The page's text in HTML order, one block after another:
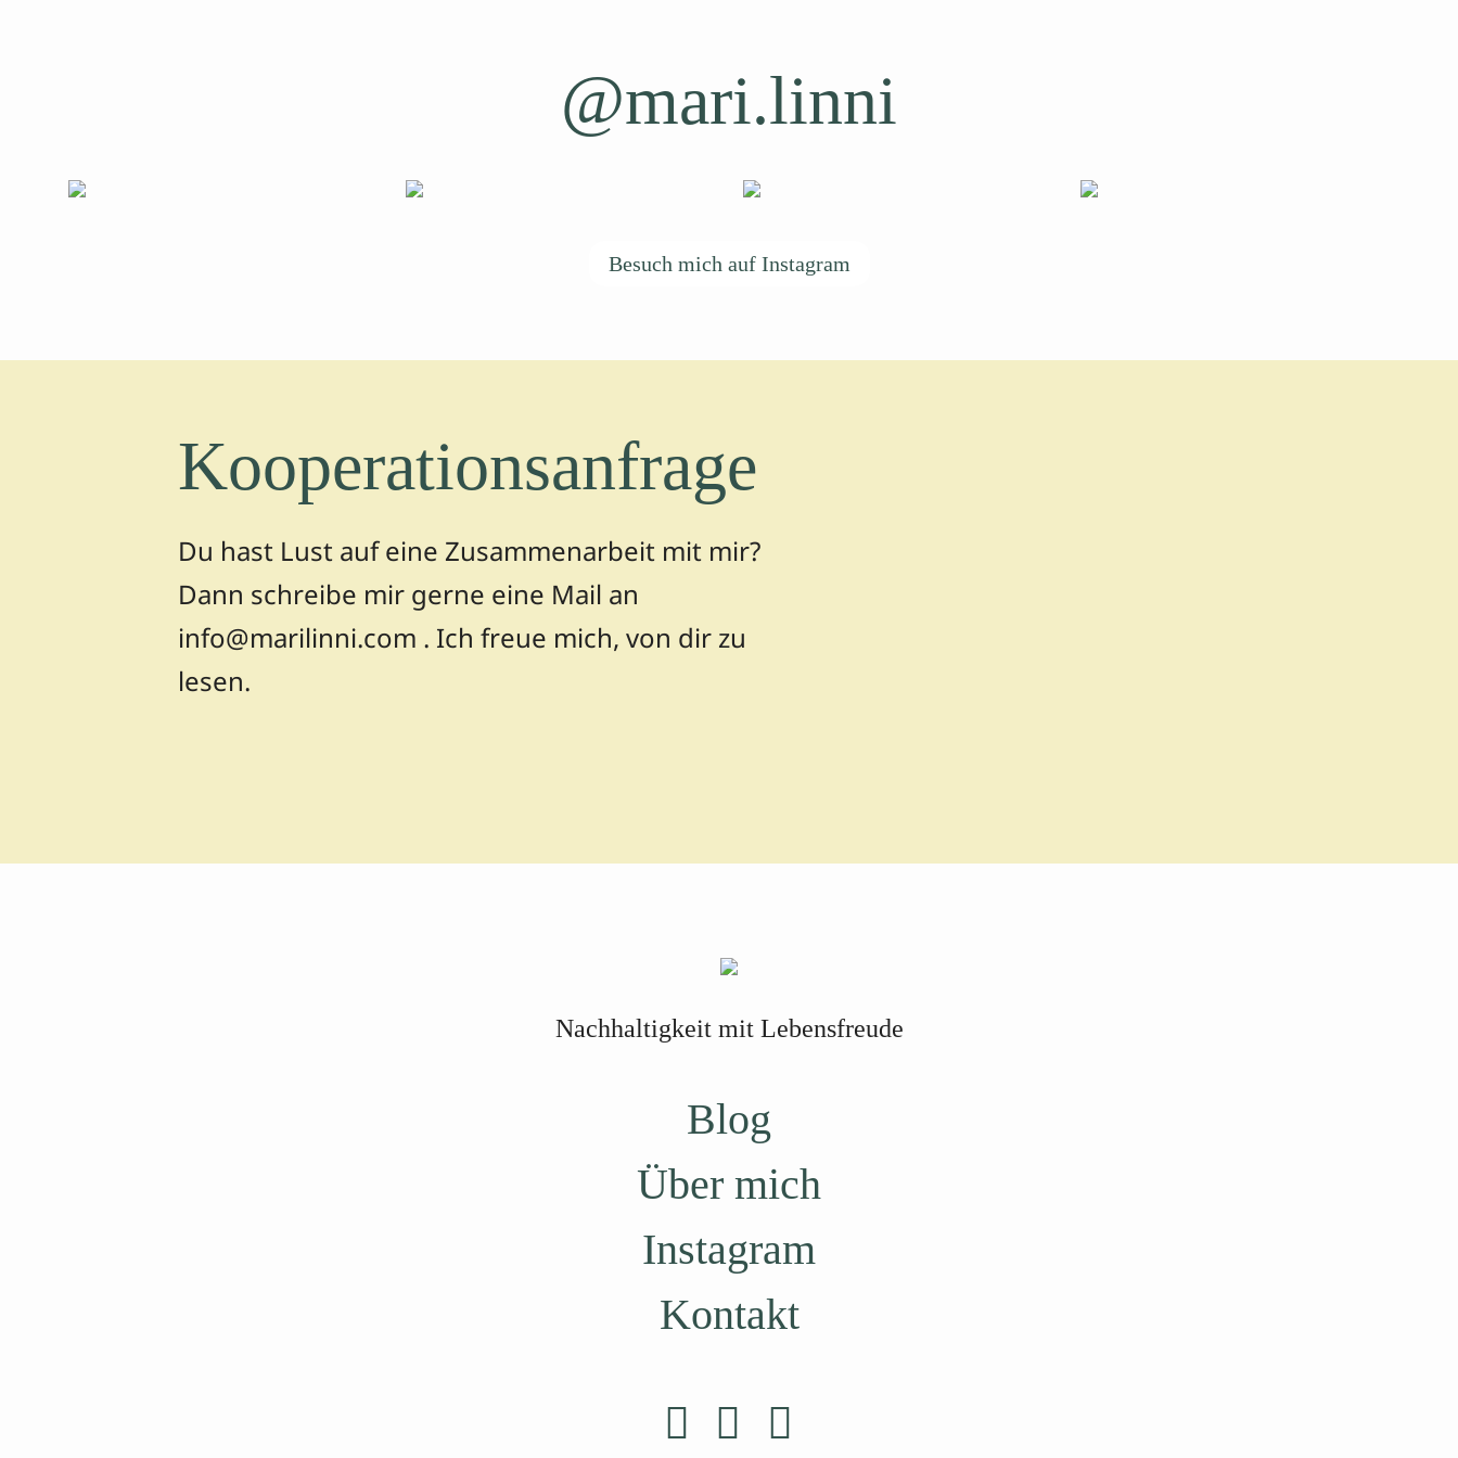
@mari.linni
Besuch mich auf Instagram
Kooperationsanfrage
Du hast Lust auf eine Zusammenarbeit mit mir?
Dann schreibe mir gerne eine Mail an
info@marilinni.com . Ich freue mich, von dir zu
lesen.
Nachhaltigkeit mit Lebensfreude
Blog
Über mich
Instagram
Kontakt